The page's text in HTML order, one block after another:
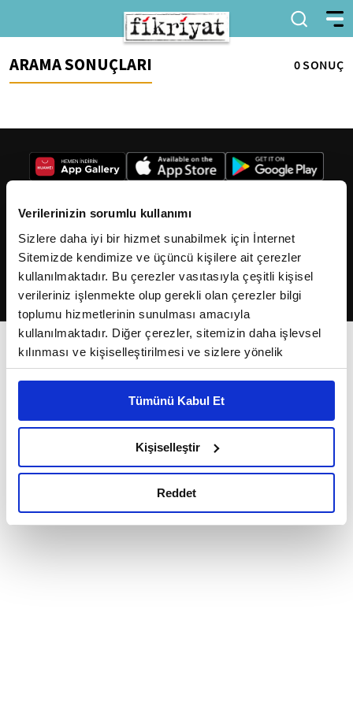
Verilerinizin sorumlu kullanımı
Sizlere daha iyi bir hizmet sunabilmek için İnternet
Sitemizde kendimize ve üçüncü kişilere ait çerezler
kullanılmaktadır. Bu çerezler vasıtasıyla çeşitli kişisel
verileriniz işlenmekte olup gerekli olan çerezler bilgi
toplumu hizmetlerinin sunulması amacıyla
kullanılmaktadır. Diğer çerezler, sitemizin daha işlevsel
kılınması ve kişiselleştirilmesi ve sizlere yönelik
reklam/pazarlama faaliyetlerinin yapılması, amaçlarıyla
Çerezlere ilişkin tercihlerinizi çerez paneli vasıtasıyla
belirleyebilirsiniz. Çerezlere ilişkin detaylı bilgi için
Ayarlar butonuna tıklayabilir,Çerez Bilgilendirme
Metnimizi ziyaret edebilirsiniz.
okumak ve sitemizi ziyaretiniz kapsamında
Tümünü Kabul Et
Kişiselleştir
Reddet
ARAMA SONUÇLARI 0 SONUÇ
2026Fikriyat. Tüm hakları saklıdır.